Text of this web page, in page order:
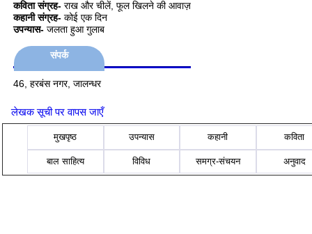
कविता संग्रह- राख और चीलें, फूल खिलने की आवाज़
कहानी संग्रह- कोई एक दिन
उपन्यास- जलता हुआ गुलाब
संपर्क
46, हरबंस नगर, जालन्धर
लेखक सूची पर वापस जाएँ
मुखपृष्ठ उपन्यास कहानी कविता
बाल साहित्य विविध समग्र-संचयन अनुवाद